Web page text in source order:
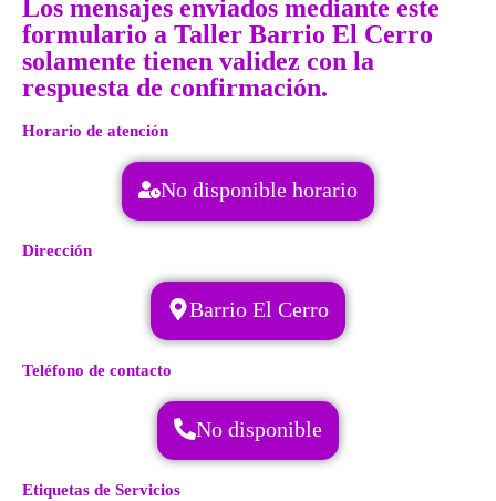
Los mensajes enviados mediante este
formulario a Taller Barrio El Cerro
solamente tienen validez con la
respuesta de confirmación.
Horario de atención
No disponible horario
Dirección
Barrio El Cerro
Teléfono de contacto
No disponible
Etiquetas de Servicios